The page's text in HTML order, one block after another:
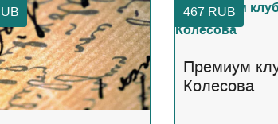
467 RUB
Премиум
Колесова